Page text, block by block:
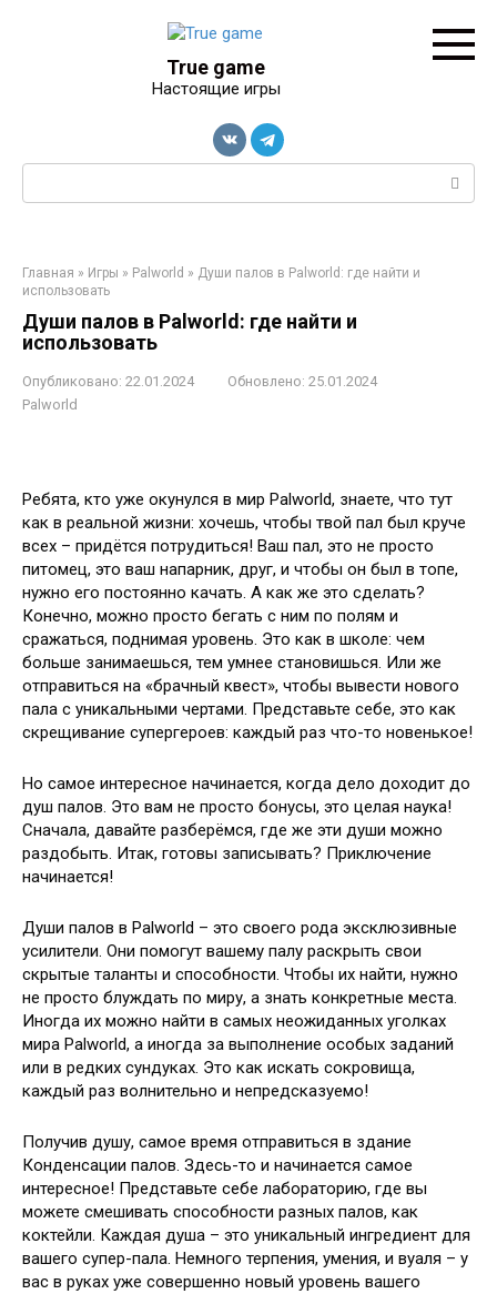
True game
Настоящие игры
Поиск:
Главная » Игры » Palworld » Души палов в Palworld: где найти и
использовать
Души палов в Palworld: где найти и
использовать
Опубликовано: 22.01.2024 Обновлено: 25.01.2024
Palworld
Ребята, кто уже окунулся в мир Palworld, знаете, что тут
как в реальной жизни: хочешь, чтобы твой пал был круче
всех – придётся потрудиться! Ваш пал, это не просто
питомец, это ваш напарник, друг, и чтобы он был в топе,
нужно его постоянно качать. А как же это сделать?
Конечно, можно просто бегать с ним по полям и
сражаться, поднимая уровень. Это как в школе: чем
больше занимаешься, тем умнее становишься. Или же
отправиться на «брачный квест», чтобы вывести нового
пала с уникальными чертами. Представьте себе, это как
скрещивание супергероев: каждый раз что-то новенькое!
Но самое интересное начинается, когда дело доходит до
душ палов. Это вам не просто бонусы, это целая наука!
Сначала, давайте разберёмся, где же эти души можно
раздобыть. Итак, готовы записывать? Приключение
начинается!
Души палов в Palworld – это своего рода эксклюзивные
усилители. Они помогут вашему палу раскрыть свои
скрытые таланты и способности. Чтобы их найти, нужно
не просто блуждать по миру, а знать конкретные места.
Иногда их можно найти в самых неожиданных уголках
мира Palworld, а иногда за выполнение особых заданий
или в редких сундуках. Это как искать сокровища,
каждый раз волнительно и непредсказуемо!
Получив душу, самое время отправиться в здание
Конденсации палов. Здесь-то и начинается самое
интересное! Представьте себе лабораторию, где вы
можете смешивать способности разных палов, как
коктейли. Каждая душа – это уникальный ингредиент для
вашего супер-пала. Немного терпения, умения, и вуаля – у
вас в руках уже совершенно новый уровень вашего